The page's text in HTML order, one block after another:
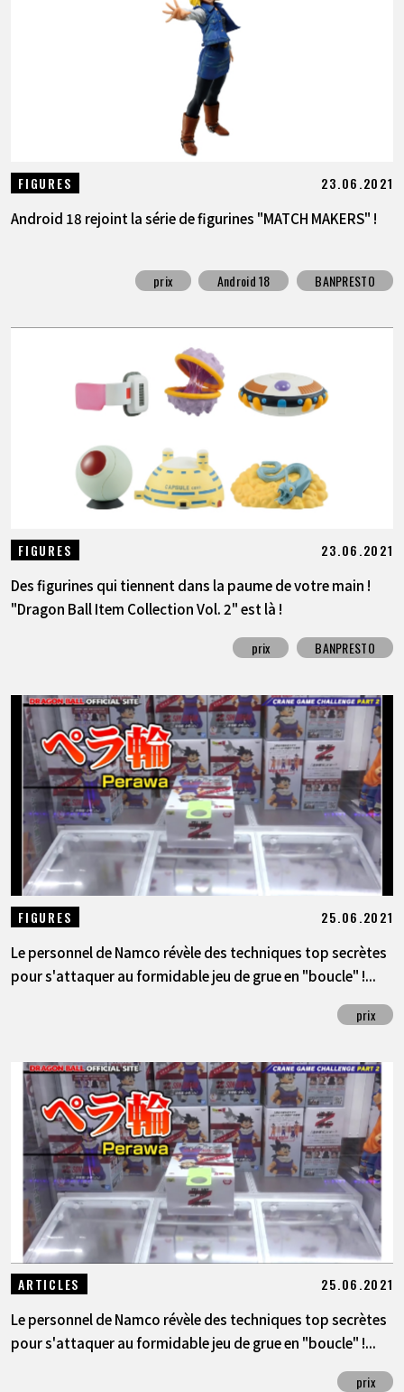
FIGURES 23.06.2021
Android 18 rejoint la série de figurines "MATCH MAKERS" !
prix Android 18 BANPRESTO
FIGURES 23.06.2021
Des figurines qui tiennent dans la paume de votre main !
"Dragon Ball Item Collection Vol. 2" est là !
prix BANPRESTO
FIGURES 25.06.2021
Le personnel de Namco révèle des techniques top secrètes
pour s'attaquer au formidable jeu de grue en "boucle" !...
prix
ARTICLES 25.06.2021
Le personnel de Namco révèle des techniques top secrètes
pour s'attaquer au formidable jeu de grue en "boucle" !...
prix